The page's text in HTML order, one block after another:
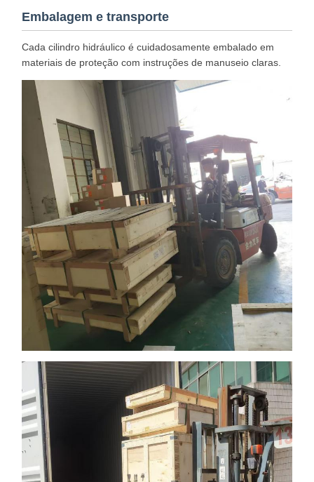
Embalagem e transporte
Cada cilindro hidráulico é cuidadosamente embalado em
materiais de proteção com instruções de manuseio claras.